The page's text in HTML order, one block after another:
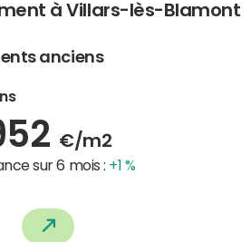
à Villars-lès-Blamont
anciens
€/m2
sur 6 mois : +1 %